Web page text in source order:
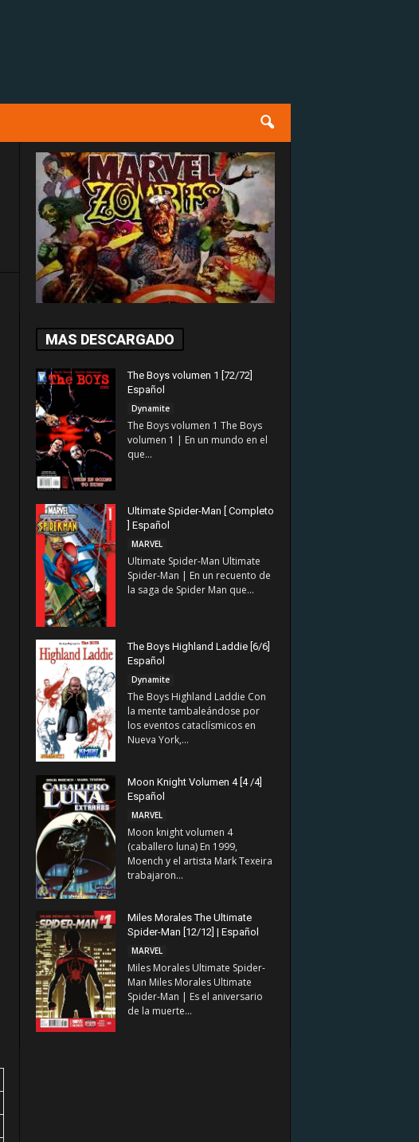
MAS DESCARGADO
The Boys volumen 1 [72/72]
Español
Dynamite
The Boys volumen 1 The Boys
volumen 1 | En un mundo en el
que...
Ultimate Spider-Man [ Completo
] Español
MARVEL
Ultimate Spider-Man Ultimate
Spider-Man | En un recuento de
la saga de Spider Man que...
The Boys Highland Laddie [6/6]
Español
Dynamite
The Boys Highland Laddie Con
la mente tambaleándose por
los eventos cataclísmicos en
Nueva York,...
Moon Knight Volumen 4 [4 /4]
Español
MARVEL
Moon knight volumen 4
(caballero luna) En 1999,
Moench y el artista Mark Texeira
trabajaron...
Miles Morales The Ultimate
Spider-Man [12/12] | Español
MARVEL
Miles Morales Ultimate Spider-
Man Miles Morales Ultimate
Spider-Man | Es el aniversario
de la muerte...